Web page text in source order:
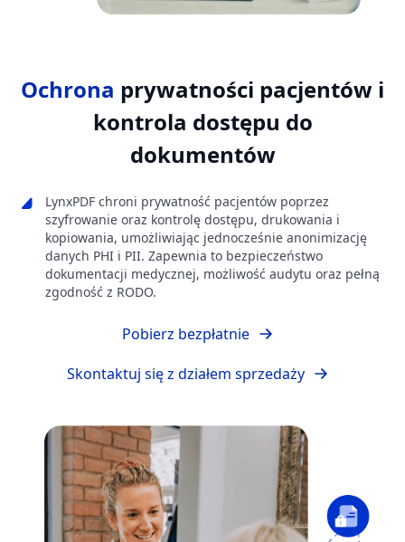
Ochrona prywatności pacjentów i
kontrola dostępu do
dokumentów
LynxPDF chroni prywatność pacjentów poprzez
szyfrowanie oraz kontrolę dostępu, drukowania i
kopiowania, umożliwiając jednocześnie anonimizację
danych PHI i PII. Zapewnia to bezpieczeństwo
dokumentacji medycznej, możliwość audytu oraz pełną
zgodność z RODO.
Pobierz bezpłatnie
Skontaktuj się z działem sprzedaży